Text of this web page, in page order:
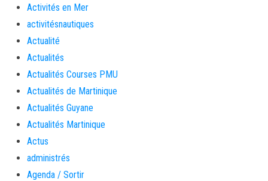
Activités en Mer
activitésnautiques
Actualité
Actualités
Actualités Courses PMU
Actualités de Martinique
Actualités Guyane
Actualités Martinique
Actus
administrés
Agenda / Sortir